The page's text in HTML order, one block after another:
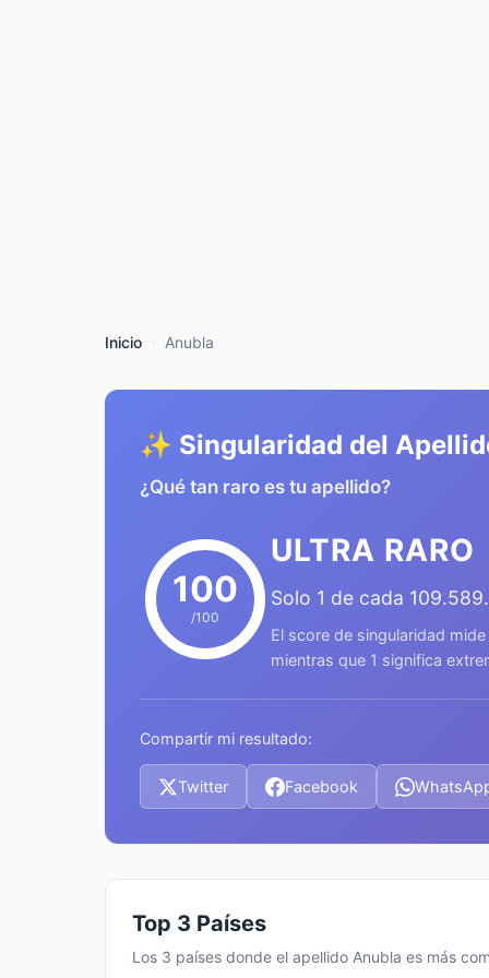
Inicio Anubla
✨ Singularidad del
¿Qué tan raro es tu apellido?
100
/100
ULTRA RARO
Solo 1 de cada
El score de singularidad
mientras que 1 significa
Compartir mi resultado:
Twitter Facebook
Top 3 Países
Los 3 países donde el apellido Anubla es más